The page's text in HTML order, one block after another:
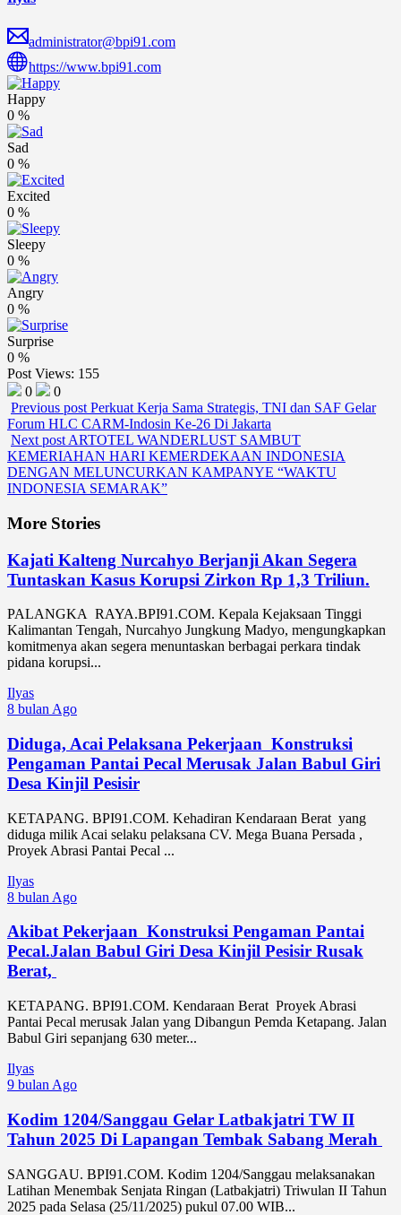
administrator@bpi91.com
https://www.bpi91.com
Happy
0 %
Sad
0 %
Excited
0 %
Sleepy
0 %
Angry
0 %
Surprise
0 %
Post Views: 155
0
0
Previous post Perkuat Kerja Sama Strategis, TNI dan SAF Gelar
Forum HLC CARM-Indosin Ke-26 Di Jakarta
Next post ARTOTEL WANDERLUST SAMBUT
KEMERIAHAN HARI KEMERDEKAAN INDONESIA
DENGAN MELUNCURKAN KAMPANYE “WAKTU
INDONESIA SEMARAK”
More Stories
Kajati Kalteng Nurcahyo Berjanji Akan Segera
Tuntaskan Kasus Korupsi Zirkon Rp 1,3 Triliun.
PALANGKA RAYA.BPI91.COM. Kepala Kejaksaan Tinggi
Kalimantan Tengah, Nurcahyo Jungkung Madyo, mengungkapkan
komitmenya akan segera menuntaskan berbagai perkara tindak
pidana korupsi...
Ilyas
8 bulan Ago
Diduga, Acai Pelaksana Pekerjaan Konstruksi
Pengaman Pantai Pecal Merusak Jalan Babul Giri
Desa Kinjil Pesisir
KETAPANG. BPI91.COM. Kehadiran Kendaraan Berat yang
diduga milik Acai selaku pelaksana CV. Mega Buana Persada ,
Proyek Abrasi Pantai Pecal ...
Ilyas
8 bulan Ago
Akibat Pekerjaan Konstruksi Pengaman Pantai
Pecal.Jalan Babul Giri Desa Kinjil Pesisir Rusak
Berat,
KETAPANG. BPI91.COM. Kendaraan Berat Proyek Abrasi
Pantai Pecal merusak Jalan yang Dibangun Pemda Ketapang. Jalan
Babul Giri sepanjang 630 meter...
Ilyas
9 bulan Ago
Kodim 1204/Sanggau Gelar Latbakjatri TW II
Tahun 2025 Di Lapangan Tembak Sabang Merah ‎
‎SANGGAU. BPI91.COM. Kodim 1204/Sanggau melaksanakan
Latihan Menembak Senjata Ringan (Latbakjatri) Triwulan II Tahun
2025 pada Selasa (25/11/2025) pukul 07.00 WIB...